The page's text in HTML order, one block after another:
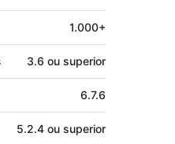
1.000+
3.6 ou superior
6.7.6
5.2.4 ou superior